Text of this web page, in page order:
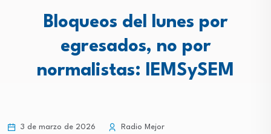
Bloqueos del lunes por
egresados, no por
normalistas: IEMSySEM
3 de marzo de 2026
Radio Mejor